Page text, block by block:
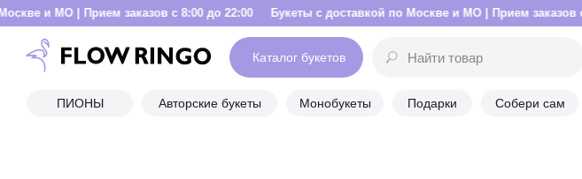
заказов с 8:00 до 22:00 Букеты с доставкой по Москве и МО | Прием заказов с 8:00 до 22:00
Монобукеты
ПИОНЫ Авторские букеты
Каталог букетов
Собери сам
Подарки